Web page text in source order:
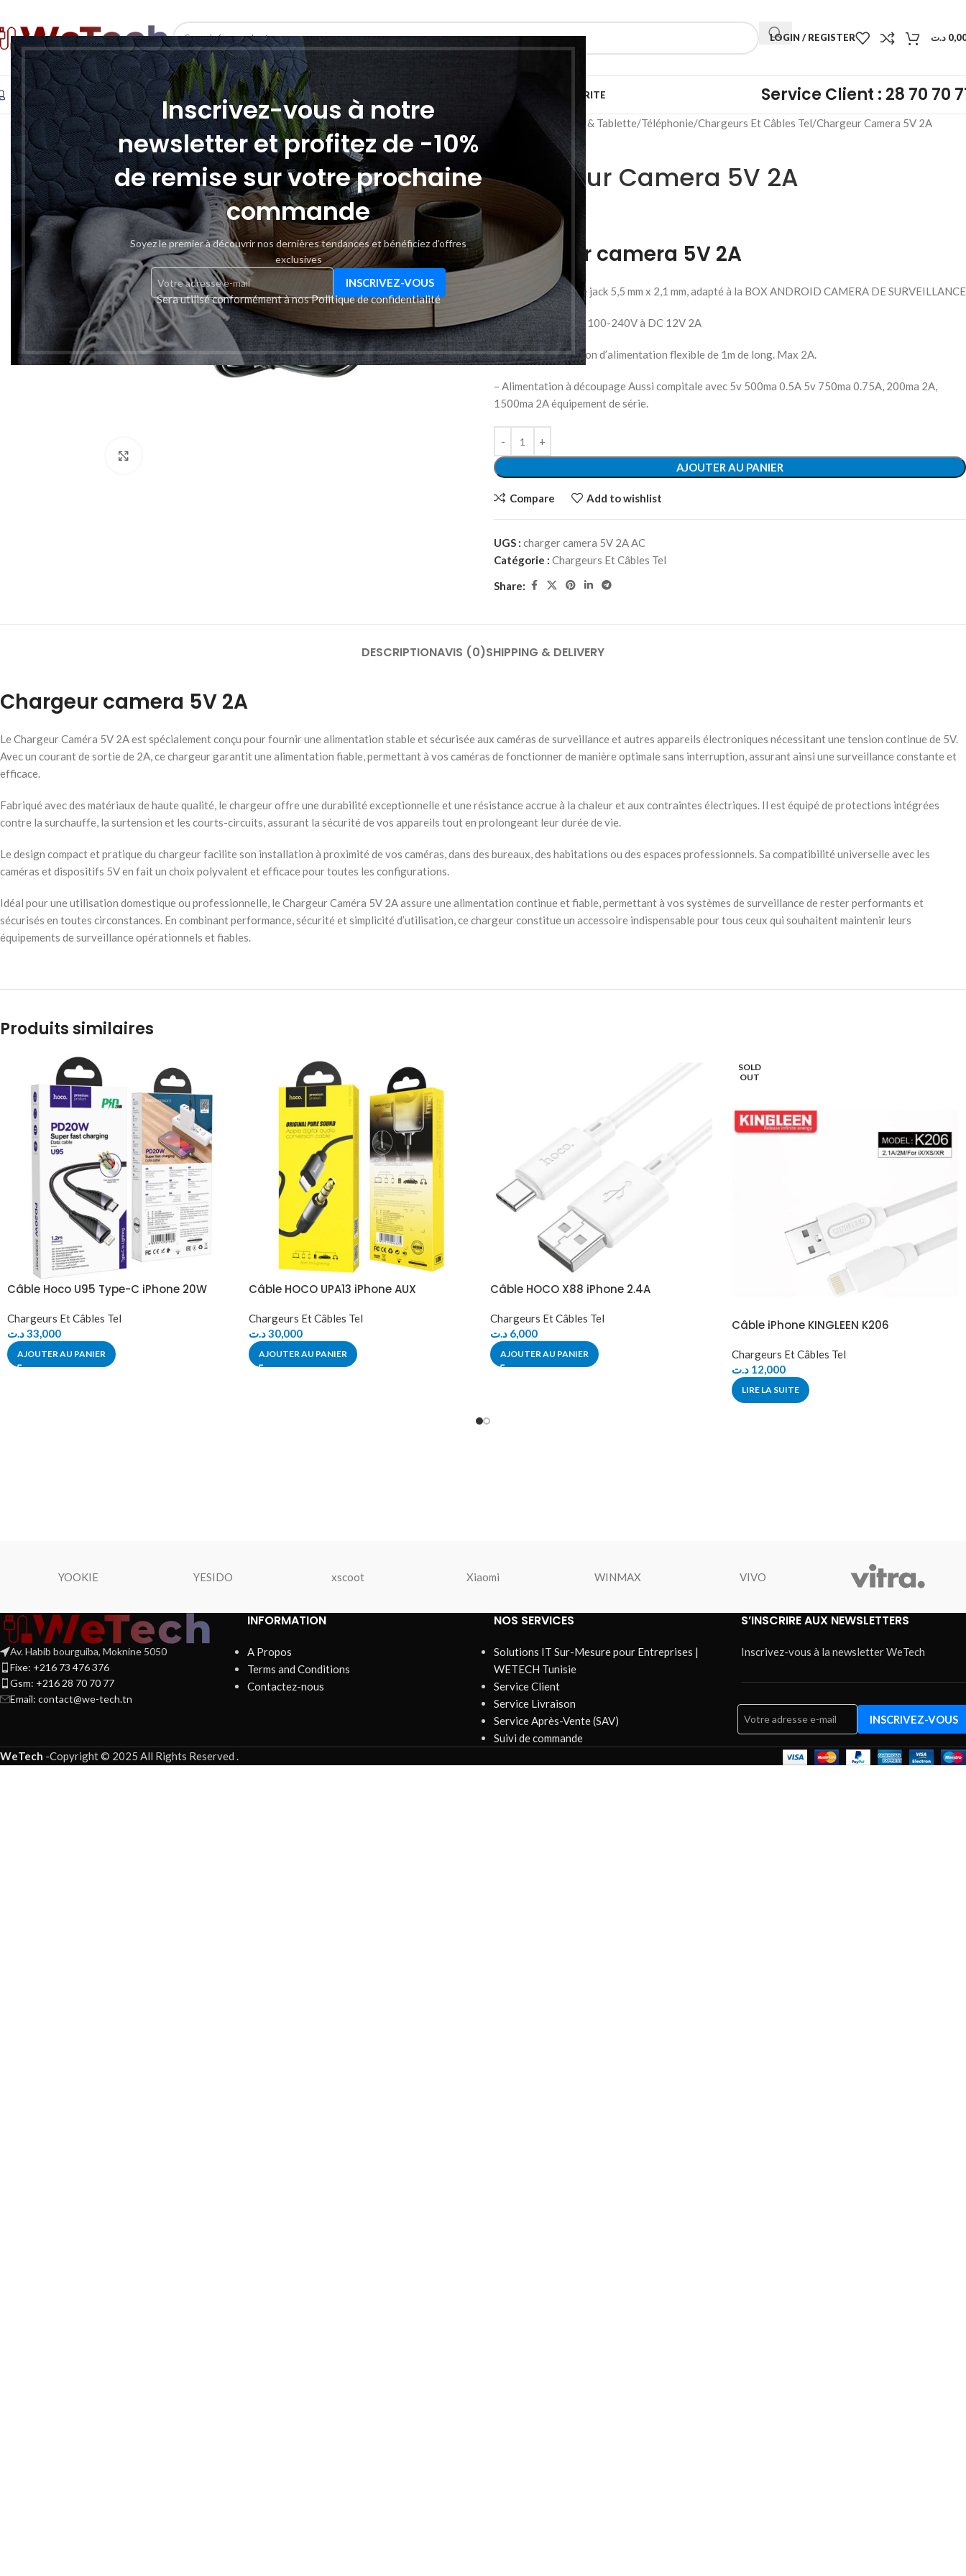
Inscrivez-vous à notre
newsletter et profitez de -10%
de remise sur votre prochaine
commande
Soyez le premier à découvrir nos dernières tendances et bénéficiez d'offres
exclusives
Sera utilisé conformément à nosPolitique de confidentialité
SELECT CATEGORY
LOGIN / REGISTER د.ت
INFORMATIQUE TÉLÉPHONIE & TABLETTE STOCKAGE IMPRESSION RESEAU ET SECURITE Service Client : 28 70 70
Téléphonie & Tablette Téléphonie Chargeurs Et Câbles Tel Chargeur Camera 5V 2A
Chargeur Camera 5V 2A
8,000
Chargeur camera 5V 2A
– Equipé d’une prise jack 5,5 mm x 2,1 mm, adapté à la BOX ANDROID CAMERA DE SURVEILLANCE
– L’alimentation AC 100-240V à DC 12V 2A
– Équipée d’un cordon d’alimentation flexible de 1m de long. Max 2A.
– Alimentation à découpage Aussi compitale avec 5v 500ma 0.5A 5v 750ma 0.75A, 200ma 2A,
1500ma 2A équipement de série.
AJOUTER AU PANIER
Compare Add to wishlist
UGS : charger camera 5V 2A AC
Catégorie : Chargeurs Et Câbles Tel
Share:
DESCRIPTIONAVIS (0)SHIPPING & DELIVERY
Chargeur camera 5V 2A
Le Chargeur Caméra 5V 2A est spécialement conçu pour fournir une alimentation stable et sécurisée aux caméras de surveillance et autres appareils électroniques nécessitant une tension continue de 5V.
Avec un courant de sortie de 2A, ce chargeur garantit une alimentation fiable, permettant à vos caméras de fonctionner de manière optimale sans interruption, assurant ainsi une surveillance constante et
efficace.
Fabriqué avec des matériaux de haute qualité, le chargeur offre une durabilité exceptionnelle et une résistance accrue à la chaleur et aux contraintes électriques. Il est équipé de protections intégrées
contre la surchauffe, la surtension et les courts-circuits, assurant la sécurité de vos appareils tout en prolongeant leur durée de vie.
Le design compact et pratique du chargeur facilite son installation à proximité de vos caméras, dans des bureaux, des habitations ou des espaces professionnels. Sa compatibilité universelle avec les
caméras et dispositifs 5V en fait un choix polyvalent et efficace pour toutes les configurations.
Idéal pour une utilisation domestique ou professionnelle, le Chargeur Caméra 5V 2A assure une alimentation continue et fiable, permettant à vos systèmes de surveillance de rester performants et
sécurisés en toutes circonstances. En combinant performance, sécurité et simplicité d’utilisation, ce chargeur constitue un accessoire indispensable pour tous ceux qui souhaitent maintenir leurs
équipements de surveillance opérationnels et fiables.
Produits similaires
Câble Hoco U95 Type-C iPhone 20W
Chargeurs Et Câbles Tel
33,000د.ت
AJOUTER AU PANIER
Câble HOCO UPA13 iPhone AUX
Chargeurs Et Câbles Tel
30,000د.ت
AJOUTER AU PANIER
Câble HOCO X88 iPhone 2.4A
Chargeurs Et Câbles Tel
6,000 د.ت
AJOUTER AU PANIER
SOLD
OUT
Câble iPhone KINGLEEN K206
Chargeurs Et Câbles Tel
12,000 د.ت
LIRE LA SUITE
YOOKIE YESIDO xscoot Xiaomi WINMAX VIVO
Av. Habib bourguiba, Moknine 5050
Fixe: +216 73 476 376
Gsm: +216 28 70 70 77
Email: contact@we-tech.tn
INFORMATION
A Propos
Terms and Conditions
Contactez-nous
NOS SERVICES
Solutions IT Sur-Mesure pour Entreprises |
WETECH Tunisie
Service Client
Service Livraison
Service Après-Vente (SAV)
Suivi de commande
S’INSCRIRE AUX NEWSLETTERS
Inscrivez-vous à la newsletter WeTech
WeTech -Copyright © 2025 All Rights Reserved